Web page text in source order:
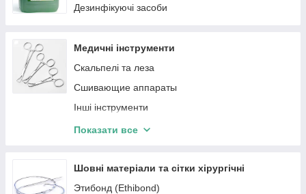
Інші одноразові пристрої
Дезинфікуючі засоби
Медичні інструменти
Скальпелі та леза
Сшивающие аппараты
Інші інструменти
Турнікети
Ножиці, кусачки
Затискачі, голкотримачі
Показати все
Шовні матеріали та сітки хірургічні
Этибонд (Ethibond)